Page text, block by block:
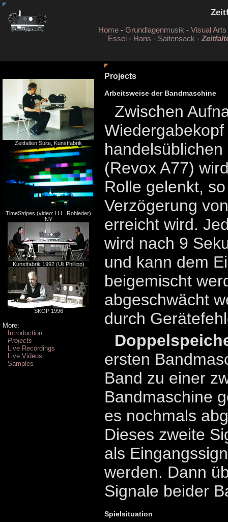
Home- Grundlagenmusik - Visual Arts
Essel - Hans - Saitensack -
Zeitfalten Suite, Kunstfabrik
TimeStripes (video: H.L. Rohleder)
NY
Kunstfabrik 1992 (Uli Phillipp)
SKOP 1996
More:
Introduction
Projects
Live Recordings
Live Videos
Samples
Projects
Arbeitsweise der Bandmaschine
Zwischen
(Revox A77)
Rolle gelenkt,
Verzögerung
erreicht wird.
wird nach 9
und kann dem
beigemischt
abgeschwächt
durch
ersten
Band zu einer
Bandmaschine
es nochmals
Dieses zweite
als
werden. Dann
Signale beider
Spielsituation